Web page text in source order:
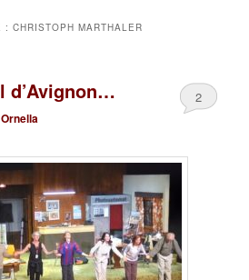
:CHRISTOPH MARTHALER
d’Avignon…
Ornella
2